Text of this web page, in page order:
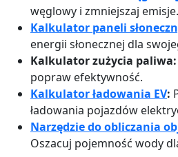
węglowy i zmniejszaj emisje.
Kalkulator paneli
energii słonecznej dla
Kalkulator zużycia paliwa:
popraw efektywność.
Kalkulator ładowania EV:
ładowania pojazdów
Narzędzie do obliczania
Oszacuj pojemność wody